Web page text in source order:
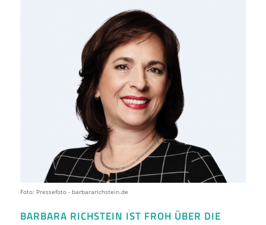
Foto: Pressefoto - barbararichstein.de
BARBARA RICHSTEIN IST FROH ÜBER DIE